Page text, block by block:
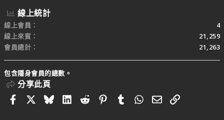
線上統計
線上會員
4
線上來賓
21,259
會員總計
21,263
包含隱身會員的總數。
分享此頁
FacebookBlueskyLinkedIn
RedditPinterestTumblrWhatsApp
電子郵件
連結